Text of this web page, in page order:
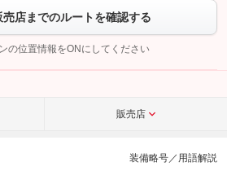
タンをタップして問い合わせを
こちら
売店までのルートを確認する
の位置情報をONにしてください
販売店
装備略号／用語解説